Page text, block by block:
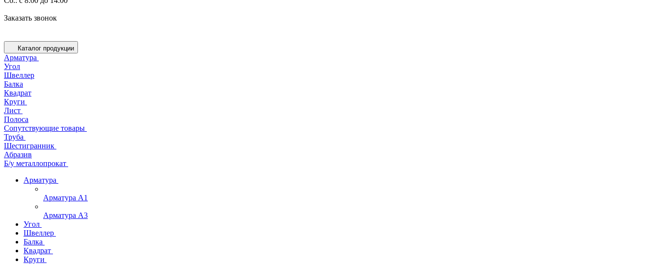
Заказать звонок
Каталог продукции
Арматура
Угол
Швеллер
Балка
Квадрат
Круги
Лист
Полоса
Сопутствующие товары
Труба
Шестигранник
Абразив
Б/у металлопрокат
Арматура
Арматура А1
Арматура А3
Угол
Швеллер
Балка
Квадрат
Круги